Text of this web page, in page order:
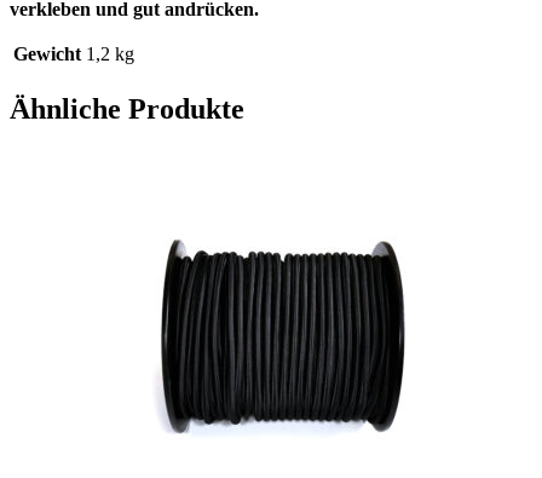
verkleben und gut andrücken.
Gewicht 1,2 kg
Ähnliche Produkte